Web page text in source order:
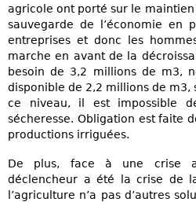
agricole ont porté sur le
sauvegarde de l’économie en
entreprises et donc les
marche en avant de la
besoin de 3,2 millions de m3,
disponible de 2,2 millions de m3,
ce niveau, il est impossible
sécheresse. Obligation est faite
productions irriguées.
De plus, face à une crise
déclencheur a été la crise de
l’agriculture n’a pas d’autres